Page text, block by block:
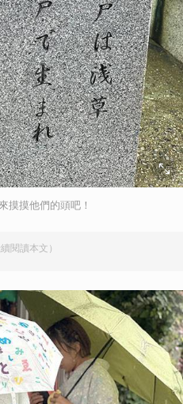
摸摸他們的頭吧！
閱讀本文）